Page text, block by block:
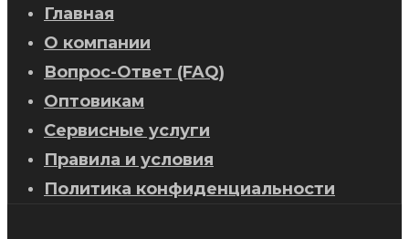
Главная
О компании
Вопрос-Ответ (FAQ)
Оптовикам
Сервисные услуги
Правила и условия
Политика конфиденциальности